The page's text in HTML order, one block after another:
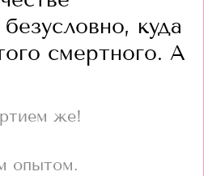
куда
смертного. А
же!
опытом.